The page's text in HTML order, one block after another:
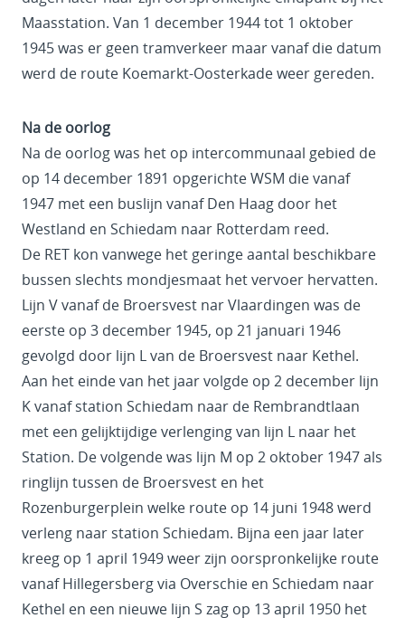
Maasstation. Van 1 december 1944 tot 1 oktober
1945 was er geen tramverkeer maar vanaf die datum
werd de route Koemarkt-Oosterkade weer gereden.
Na de oorlog
Na de oorlog was het op intercommunaal gebied de
op 14 december 1891 opgerichte WSM die vanaf
1947 met een buslijn vanaf Den Haag door het
Westland en Schiedam naar Rotterdam reed.
De RET kon vanwege het geringe aantal beschikbare
bussen slechts mondjesmaat het vervoer hervatten.
Lijn V vanaf de Broersvest nar Vlaardingen was de
eerste op 3 december 1945, op 21 januari 1946
gevolgd door lijn L van de Broersvest naar Kethel.
Aan het einde van het jaar volgde op 2 december lijn
K vanaf station Schiedam naar de Rembrandtlaan
met een gelijktijdige verlenging van lijn L naar het
Station. De volgende was lijn M op 2 oktober 1947 als
ringlijn tussen de Broersvest en het
Rozenburgerplein welke route op 14 juni 1948 werd
verleng naar station Schiedam. Bijna een jaar later
kreeg op 1 april 1949 weer zijn oorspronkelijke route
vanaf Hillegersberg via Overschie en Schiedam naar
Kethel en een nieuwe lijn S zag op 13 april 1950 het